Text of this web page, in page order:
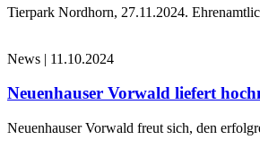
Tierpark Nordhorn, 27.11.2024.
News | 11.10.2024
Neuenhauser Vorwald liefert
Neuenhauser Vorwald freut sich, den